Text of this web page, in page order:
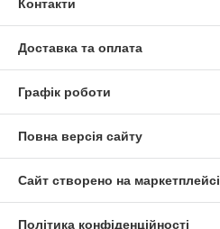
Контакти
Доставка та оплата
Графік роботи
Повна версія сайту
Сайт створено на маркетплейсі
Політика конфіденційності